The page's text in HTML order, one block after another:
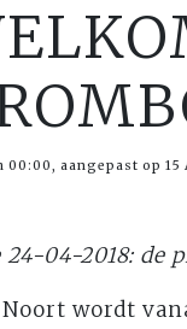
00:00, aangepast op 15
24-04-2018:
wordt